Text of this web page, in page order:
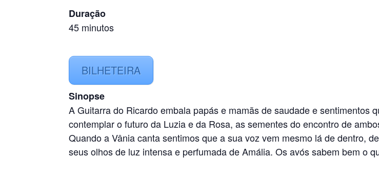
Duração
45 minutos
BILHETEIRA
Sinopse
A Guitarra do Ricardo embala papás e mamãs de saudade e sentimentos
contemplar o futuro da Luzia e da Rosa, as sementes do encontro de
Quando a Vânia canta sentimos que a sua voz vem mesmo lá de dentro,
seus olhos de luz intensa e perfumada de Amália. Os avós sabem bem o